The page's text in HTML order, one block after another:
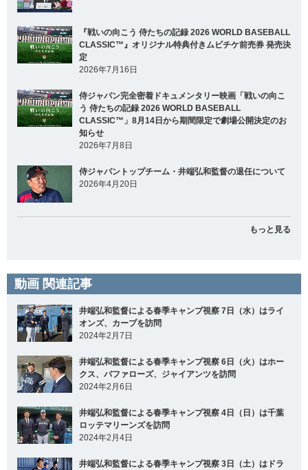
『戦いの向こう 侍たちの記録 2026 WORLD BASEBALL
CLASSIC™』オリジナル特典付きムビチケ前売券 発売決
定
2026年7月16日
侍ジャパン完全密着ドキュメンタリー映画「戦いの向こ
う 侍たちの記録 2026 WORLD BASEBALL
CLASSIC™」8月14日から期間限定で劇場公開決定のお
知らせ
2026年7月8日
侍ジャパントップチーム・井端弘和監督の退任について
2026年4月20日
もっと見る
動画 関連記事
井端弘和監督による春季キャンプ視察 7日（水）はライ
オンズ、カープを訪問
2024年2月7日
井端弘和監督による春季キャンプ視察 6日（火）はホー
クス、バファローズ、ジャイアンツを訪問
2024年2月6日
井端弘和監督による春季キャンプ視察 4日（日）は千葉
ロッテマリーンズを訪問
2024年2月4日
井端弘和監督による春季キャンプ視察 3日（土）はドラ